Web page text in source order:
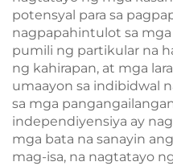
potensyal para sa
nagpapahintulot sa
pumili ng partikular na
ng kahirapan, at mga
umaayon sa indibidwal
sa mga
independiyensiya ay
mga bata na sanayin
mag-isa, na nagtatayo